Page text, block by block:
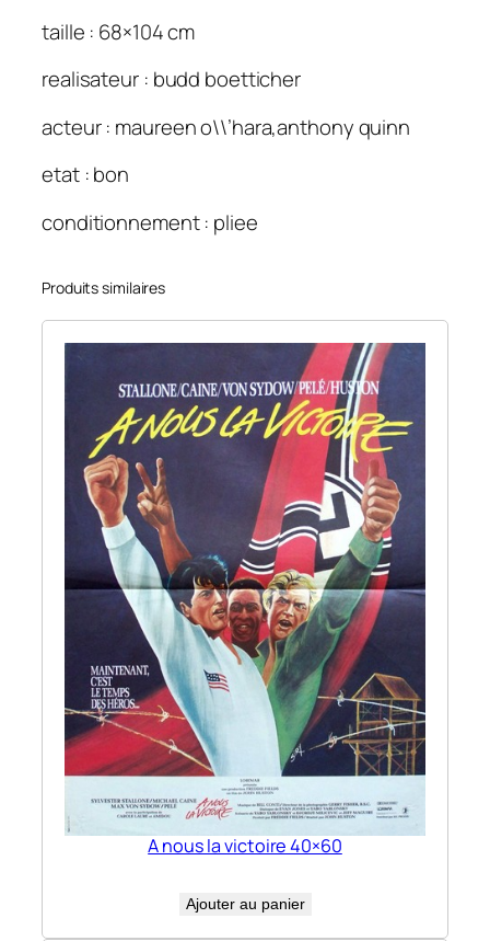
taille : 68×104 cm
realisateur : budd boetticher
acteur : maureen o\\’hara,anthony quinn
etat : bon
conditionnement : pliee
Produits similaires
A nous la victoire 40×60
Ajouter au panier